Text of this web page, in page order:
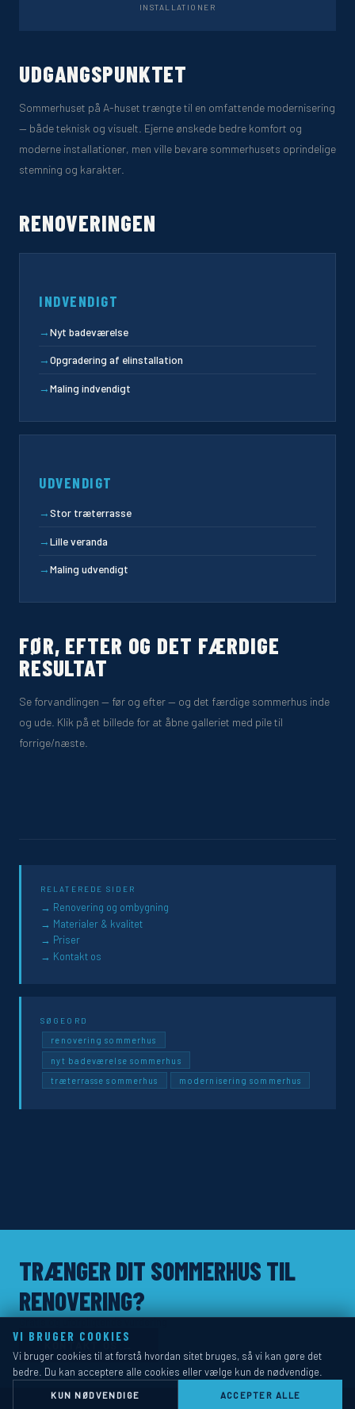
INSTALLATIONER
UDGANGSPUNKTET
Sommerhuset på A-huset trængte til en omfattende modernisering
— både teknisk og visuelt. Ejerne ønskede bedre komfort og
moderne installationer, men ville bevare sommerhusets oprindelige
stemning og karakter.
RENOVERINGEN
INDVENDIGT
→Nyt badeværelse
→Opgradering af elinstallation
→Maling indvendigt
UDVENDIGT
→Stor træterrasse
→Lille veranda
→Maling udvendigt
FØR, EFTER OG DET FÆRDIGE
RESULTAT
Se forvandlingen — før og efter — og det færdige sommerhus inde
og ude. Klik på et billede for at åbne galleriet med pile til
forrige/næste.
RELATEREDE SIDER
Renovering og ombygning
Materialer & kvalitet
Priser
Kontakt os
SØGEORD
renovering sommerhus
nyt badeværelse sommerhus
træterrasse sommerhus
modernisering sommerhus
TRÆNGER DIT SOMMERHUS TIL
RENOVERING?
VI BRUGER COOKIES
Vi bruger cookies til at forstå hvordan sitet bruges, så vi kan gøre det
bedre. Du kan acceptere alle cookies eller vælge kun de nødvendige.
KUN NØDVENDIGE ACCEPTER ALLE